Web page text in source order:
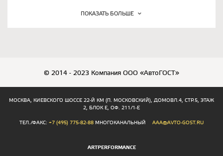
ПОКАЗАТЬ БОЛЬШЕ
© 2014 - 2023 Компания ООО «АвтоГОСТ»
МОСКВА, КИЕВСКОГО ШОССЕ 22-Й КМ (П. МОСКОВСКИЙ), ДОМОВЛ.4, СТР.5, ЭТАЖ
2, БЛОК Е, ОФ. 211/1-Е
ТЕЛ./ФАКС: +7 (495) 775-82-88 МНОГОКАНАЛЬНЫЙ AAA@AVTO-GOST.RU
ARTPERFORMANCE